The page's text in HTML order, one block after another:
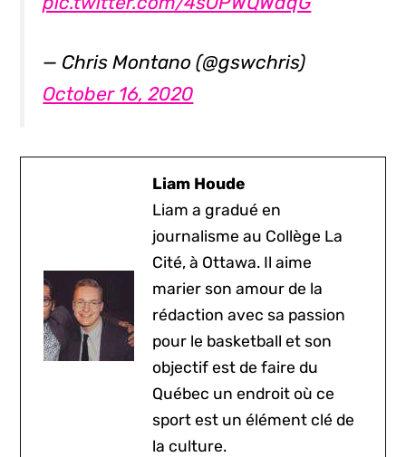
— Chris Montano (@gswchris)
October 16, 2020
Liam Houde
Liam a gradué en
journalisme au Collège La
Cité, à Ottawa. Il aime
marier son amour de la
rédaction avec sa passion
pour le basketball et son
objectif est de faire du
Québec un endroit où ce
sport est un élément clé de
la culture.